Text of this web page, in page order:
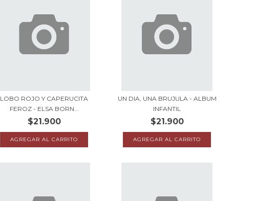
LOBO ROJO Y CAPERUCITA
FEROZ - ELSA BORN...
$21.900
UN DIA, UNA BRUJULA - ALBUM
INFANTIL
$21.900